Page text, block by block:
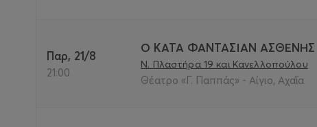
Παρ, 21/8
21:00
Ο ΚΑΤΑ ΦΑΝΤΑΣΙΑΝ ΑΣΘΕΝΗΣ
Ν. Πλαστήρα 19 και Κανελλοπούλου
Θέατρο «Γ. Παππάς» - Αίγιο, Αχαΐα